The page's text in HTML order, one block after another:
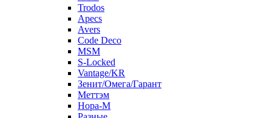
Trodos
Apecs
Avers
Code Deco
MSM
S-Locked
Vantage/KR
Зенит/Омега/Гарант
Меттэм
Нора-М